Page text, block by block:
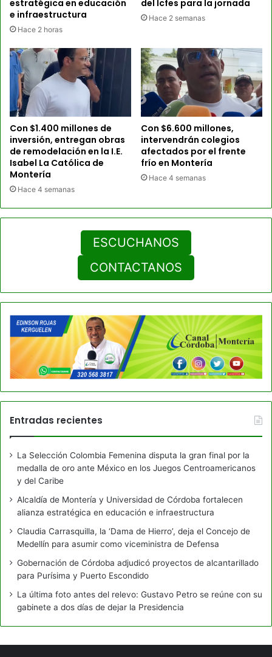
estratégica en educación
e infraestructura
Hace 2 horas
del Icfes para la jornada
Hace 2 semanas
Con $1.400 millones de
inversión, entregan obras
de remodelación en la I.E.
Isabel La Católica de
Montería
Hace 4 semanas
Con $6.600 millones,
intervendrán colegios
afectados por el frente
frío en Montería
Hace 4 semanas
ESCUCHANOS
CONTACTANOS
Entradas recientes
La Selección Colombia Femenina disputa la gran final por la
medalla de oro ante México en los Juegos Centroamericanos
y del Caribe
Alcaldía de Montería y Universidad de Córdoba fortalecen
alianza estratégica en educación e infraestructura
Claudia Carrasquilla, la ‘Dama de Hierro’, deja el Concejo de
Medellín para asumir como viceministra de Defensa
Gobernación de Córdoba adjudicó proyectos de alcantarillado
para Purísima y Puerto Escondido
La última foto antes del relevo: Gustavo Petro se reúne con su
gabinete a dos días de dejar la Presidencia